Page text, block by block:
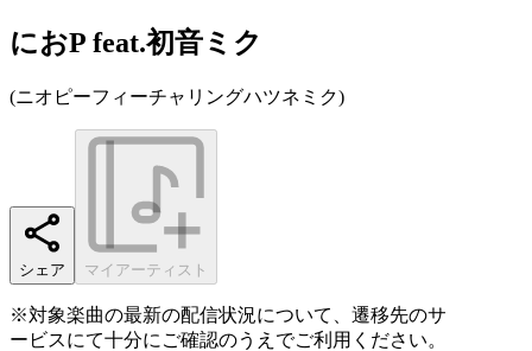
におP feat.初音ミク
(ニオピーフィーチャリングハツネミク)
シェア マイアーティスト
※対象楽曲の最新の配信状況について、遷移先のサ
ービスにて十分にご確認のうえでご利用ください。